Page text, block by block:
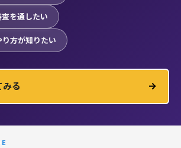
を通したい
方が知りたい
る